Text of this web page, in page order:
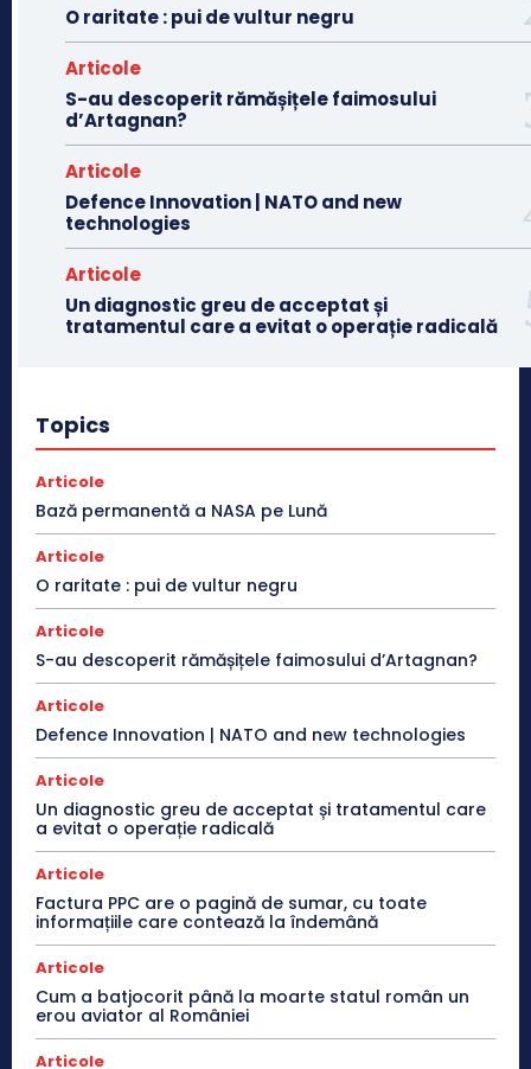
O raritate : pui de vultur negru
Articole
S-au descoperit rămășițele faimosului
d’Artagnan?
Articole
Defence Innovation | NATO and new
technologies
Articole
Un diagnostic greu de acceptat și
tratamentul care a evitat o operație radicală
Topics
Articole
Bază permanentă a NASA pe Lună
Articole
O raritate : pui de vultur negru
Articole
S-au descoperit rămășițele faimosului d’Artagnan?
Articole
Defence Innovation | NATO and new technologies
Articole
Un diagnostic greu de acceptat și tratamentul care
a evitat o operație radicală
Articole
Factura PPC are o pagină de sumar, cu toate
informațiile care contează la îndemână
Articole
Cum a batjocorit până la moarte statul român un
erou aviator al României
Articole